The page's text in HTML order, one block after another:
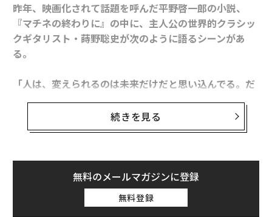
昨年、映画化されて話題を呼んだ平野啓一郎の小説、
『マチネの終わりに』の中に、主人公の世界的クラシッ
クギタリスト・蒔野聡史が次のように語るシーンがあ
る。
「人は、変えられるのは未来だけだと思い込んでる。だ
けど、実際は、未来は常に過去を変えてるんです。変え
られるとも言えるし、変わってしまうとも言える。過去
は、それくらい繊細で、感じやすいものじゃないです
実は、筆者は最近、蒔野の言葉通り、「未来（過去から
見れば現在）が過去を変える」ことで苦しんでいる友人
に複数出会った。それまで自分を毅然と叱っていた親が
続きを見る
無料のメールマガジンに登録
無料登録